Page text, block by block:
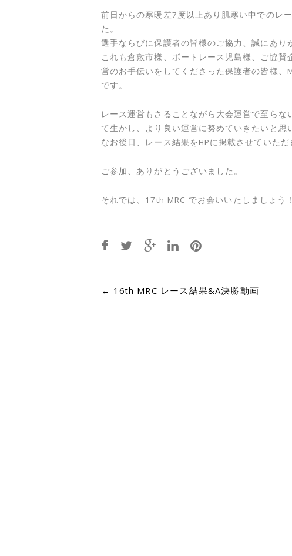
前日からの寒暖差7度以上あり肌寒い中でのレ
た。
選手ならびに保護者の皆様のご協力、誠にあり
これも倉敷市様、ボートレース児島様、ご協
営のお手伝いをしてくださった保護者の皆様
です。
レース運営もさることながら大会運営で至ら
て生かし、より良い運営に努めていきたいと思
なお後日、レース結果をHPに掲載させていただ
ご参加、ありがとうございました。
それでは、17th MRC でお会いいたしましょう
Post
← 16th MRC レース結果&A決勝動画